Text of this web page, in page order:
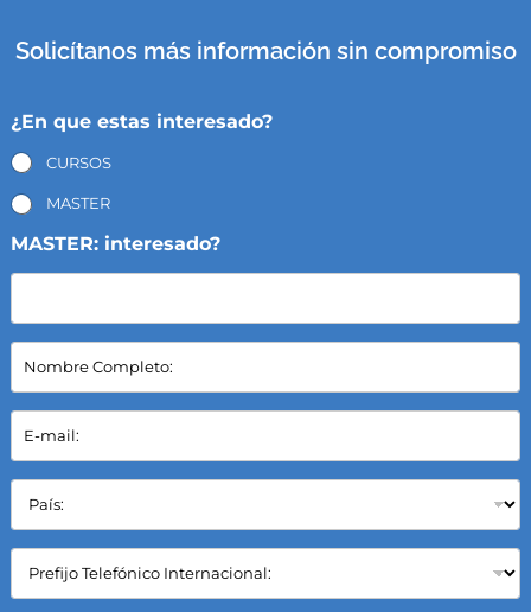
Solicítanos más información sin compromiso
¿En que estas interesado?
CURSOS
MASTER
MASTER: interesado?
N
m
b
e
C
m
p
e
E
m
a
l
*
P
í
s
*
C
m